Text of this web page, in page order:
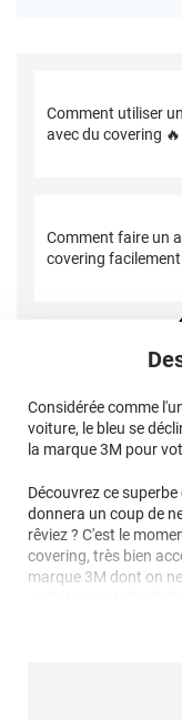
Comment utiliser
avec du covering 🔥
Comment faire un
covering facilement
Considérée comme
voiture, le bleu se
la marque 3M pour
Découvrez ce
donnera un coup de
rêviez ? C'est le
covering, très bien
marque 3M dont on
confortable à
de l'air pour un